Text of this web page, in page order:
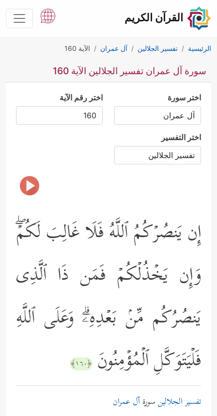
القرآن الكريم
الرئيسية تفسير الجلالين آل عمران الآية 160
سورة آل عمران تفسير الجلالين الآية 160
اختر سورة اختر رقم الآية
اختر التفسير
إِن یَنصُرۡكُمُ ٱللَّهُ فَلَا غَالِبَ لَكُمۡۖ
وَإِن یَخۡذُلۡكُمۡ فَمَن ذَا ٱلَّذِی
یَنصُرُكُم مِّنۢ بَعۡدِهِۦۗ وَعَلَى ٱللَّهِ
فَلۡیَتَوَكَّلِ ٱلۡمُؤۡمِنُونَ ﴿١٦٠﴾
تفسير الجلالينسورةآل عمران